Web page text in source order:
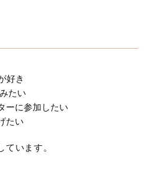
好き
たい
ーに参加したい
たい
います。